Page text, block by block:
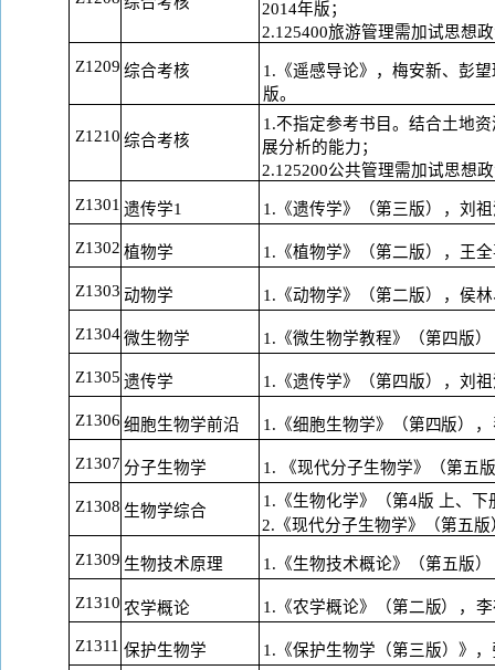
2014年版；
2.125400旅游管理需加试思想
Z1209 综合考核
1.《遥感导论》，梅安新、彭
版。
Z1210 综合考核
1.不指定参考书目。结合土地
展分析的能力；
2.125200公共管理需加试思想
Z1301 遗传学1 1.《遗传学》（第三版）， 刘
Z1302 植物学 1.《植物学》（第二版）， 王
Z1303 动物学 1.《动物学》（第二版）， 侯
Z1304 微生物学 1.《微生物学教程》（第四版
Z1305 遗传学 1.《遗传学》（第四版）， 刘
Z1306 细胞生物学前沿 1.《细胞生物学》（第四版），
Z1307 分子生物学 1. 《现代分子生物学》（第五
Z1308 生物学综合
1.《生物化学》（第4版 上、下
2.《现代分子生物学》（第五版
Z1309 生物技术原理 1.《生物技术概论》（第五版
Z1310 农学概论 1.《农学概论》（第二版），
Z1311 保护生物学 1.《保护生物学（第三版）》